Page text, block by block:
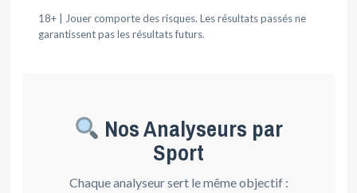
18+ | Jouer comporte des risques. Les résultats passés ne
garantissent pas les résultats futurs.
Nos Analyseurs par
Sport
Chaque analyseur sert le même objectif :